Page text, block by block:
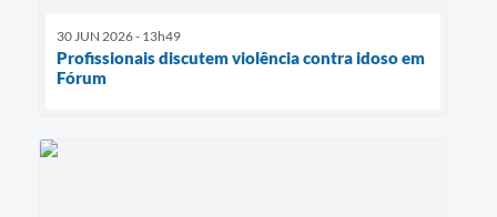
30 JUN 2026 - 13h49
Profissionais discutem violência contra idoso em
Fórum